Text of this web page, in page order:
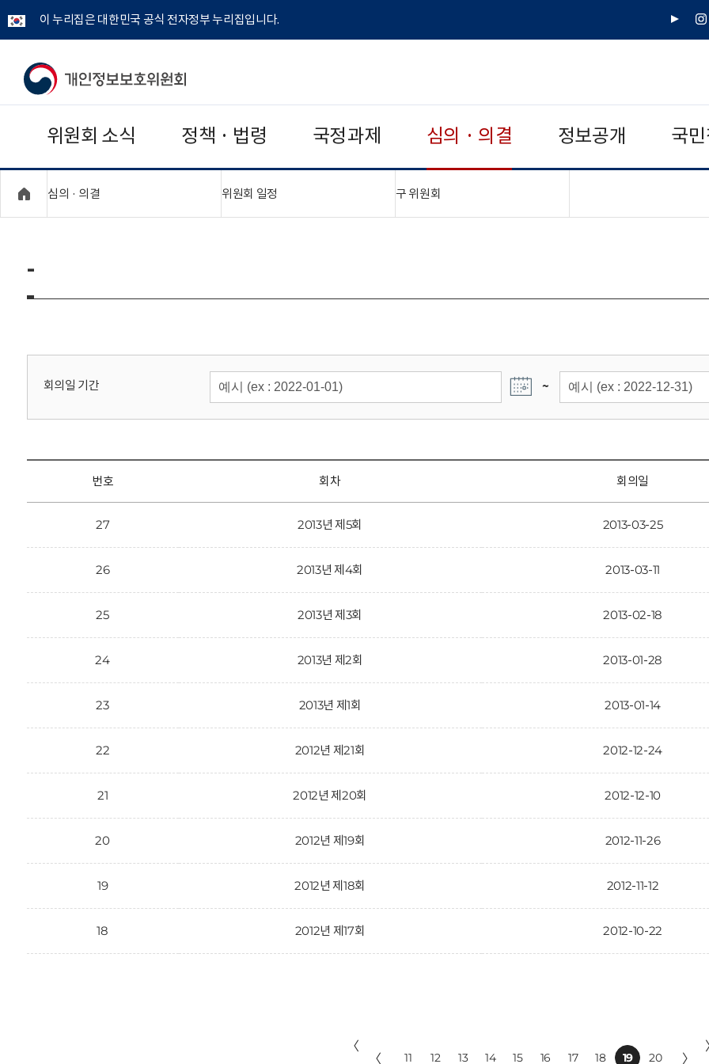
이 누리집은 대한민국 공식 전자정부 누리집입니다.
유
인
개
보
보
위
회
위원회 소식 정책 · 법령 국정과제 심의 · 의결 정보공개 국
심의 · 의결 위원회 일정 구 위원회
-
회의일 기간 ~
번호 회차 회의일
27 2013년 제5회 2013-03-25
26 2013년 제4회 2013-03-11
25 2013년 제3회 2013-02-18
24 2013년 제2회 2013-01-28
23 2013년 제1회 2013-01-14
22 2012년 제21회 2012-12-24
21 2012년 제20회 2012-12-10
20 2012년 제19회 2012-11-26
19 2012년 제18회 2012-11-12
18 2012년 제17회 2012-10-22
〈
〈 11 12 13 14 15 16 17 18 19 20 〉